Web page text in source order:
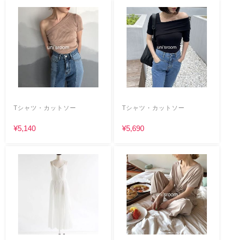
Tシャツ・カットソー
¥5,140
Tシャツ・カットソー
¥5,690